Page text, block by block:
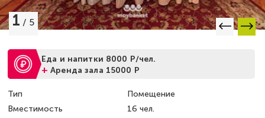
1 / 5
Еда и напитки 8000 Р/чел.
+ Аренда зала 15000 Р
Тип
Помещение
Вместимость
16 чел.